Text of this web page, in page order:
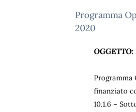
Programma
2020
Programma
finanziato
10.1.6 –